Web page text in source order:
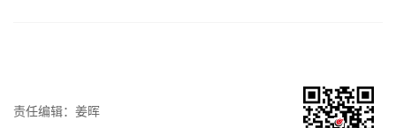
责任编辑：姜晖